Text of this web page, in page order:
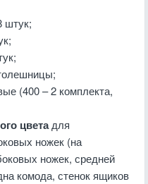
штук;
(400 – 2 комплекта,
цветадля
ножек (на
ножек, средней
комода, стенок ящиков